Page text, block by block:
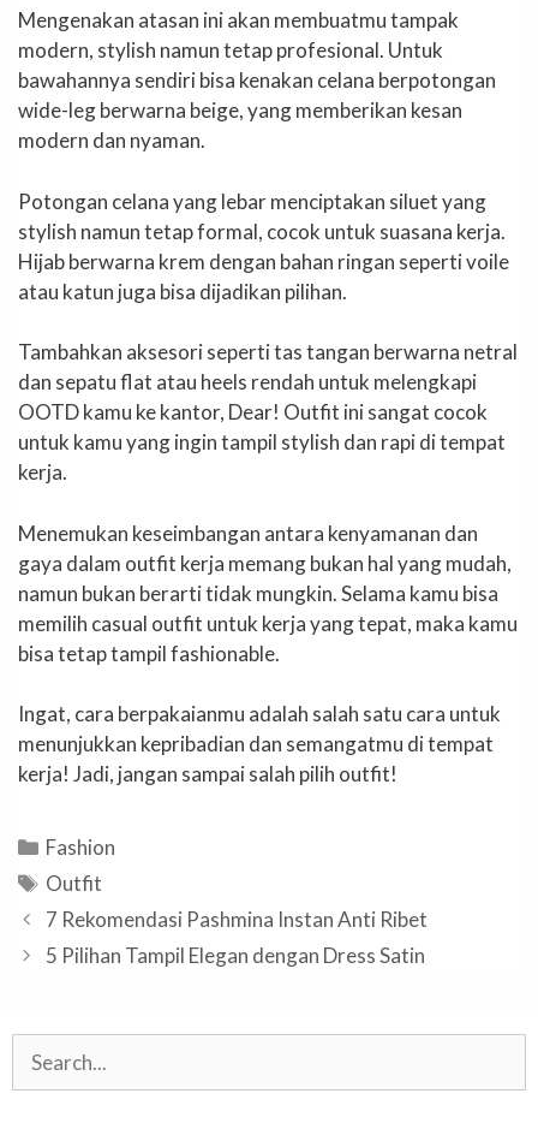
Mengenakan atasan ini akan membuatmu tampak
modern, stylish namun tetap profesional. Untuk
bawahannya sendiri bisa kenakan celana berpotongan
wide-leg berwarna beige, yang memberikan kesan
modern dan nyaman.
Potongan celana yang lebar menciptakan siluet yang
stylish namun tetap formal, cocok untuk suasana kerja.
Hijab berwarna krem dengan bahan ringan seperti voile
atau katun juga bisa dijadikan pilihan.
Tambahkan aksesori seperti tas tangan berwarna netral
dan sepatu flat atau heels rendah untuk melengkapi
OOTD kamu ke kantor, Dear! Outfit ini sangat cocok
untuk kamu yang ingin tampil stylish dan rapi di tempat
kerja.
Menemukan keseimbangan antara kenyamanan dan
gaya dalam outfit kerja memang bukan hal yang mudah,
namun bukan berarti tidak mungkin. Selama kamu bisa
memilih casual outfit untuk kerja yang tepat, maka kamu
bisa tetap tampil fashionable.
Ingat, cara berpakaianmu adalah salah satu cara untuk
menunjukkan kepribadian dan semangatmu di tempat
kerja! Jadi, jangan sampai salah pilih outfit!
Categories
Fashion
Tags
Outfit
7 Rekomendasi Pashmina Instan Anti Ribet
5 Pilihan Tampil Elegan dengan Dress Satin
Search